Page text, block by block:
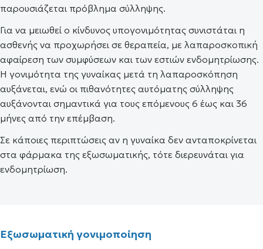
παρουσιάζεται πρόβλημα σύλληψης.
Για να μειωθεί ο κίνδυνος υπογονιμότητας συνιστάται η
ασθενής να προχωρήσει σε θεραπεία, με λαπαροσκοπική
αφαίρεση των συμφύσεων και των εστιών ενδομητρίωσης.
Η γονιμότητα της γυναίκας μετά τη λαπαροσκόπηση
αυξάνεται, ενώ οι πιθανότητες αυτόματης σύλληψης
αυξάνονται σημαντικά για τους επόμενους 6 έως και 36
μήνες από την επέμβαση.
Σε κάποιες περιπτώσεις αν η γυναίκα δεν ανταποκρίνεται
στα φάρμακα της εξωσωματικής, τότε διερευνάται για
ενδομητρίωση.
Εξωσωματική γονιμοποίηση